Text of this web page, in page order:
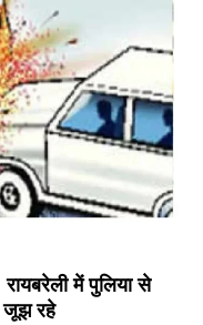
में पुलिया से
जूझ रहे